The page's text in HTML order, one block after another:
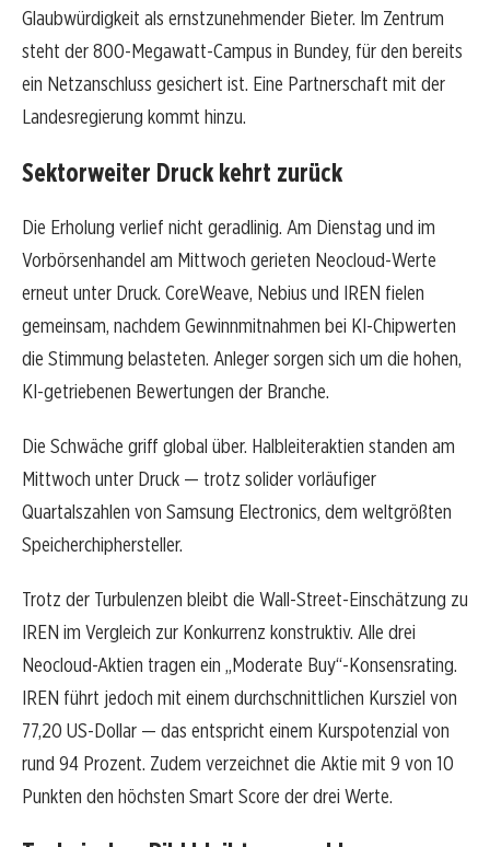
Glaubwürdigkeit als ernstzunehmender Bieter. Im Zentrum
steht der 800-Megawatt-Campus in Bundey, für den bereits
ein Netzanschluss gesichert ist. Eine Partnerschaft mit der
Landesregierung kommt hinzu.
Sektorweiter Druck kehrt zurück
Die Erholung verlief nicht geradlinig. Am Dienstag und im
Vorbörsenhandel am Mittwoch gerieten Neocloud-Werte
erneut unter Druck. CoreWeave, Nebius und IREN fielen
gemeinsam, nachdem Gewinnmitnahmen bei KI-Chipwerten
die Stimmung belasteten. Anleger sorgen sich um die hohen,
KI-getriebenen Bewertungen der Branche.
Die Schwäche griff global über. Halbleiteraktien standen am
Mittwoch unter Druck — trotz solider vorläufiger
Quartalszahlen von Samsung Electronics, dem weltgrößten
Speicherchiphersteller.
Trotz der Turbulenzen bleibt die Wall-Street-Einschätzung zu
IREN im Vergleich zur Konkurrenz konstruktiv. Alle drei
Neocloud-Aktien tragen ein „Moderate Buy“-Konsensrating.
IREN führt jedoch mit einem durchschnittlichen Kursziel von
77,20 US-Dollar — das entspricht einem Kurspotenzial von
rund 94 Prozent. Zudem verzeichnet die Aktie mit 9 von 10
Punkten den höchsten Smart Score der drei Werte.